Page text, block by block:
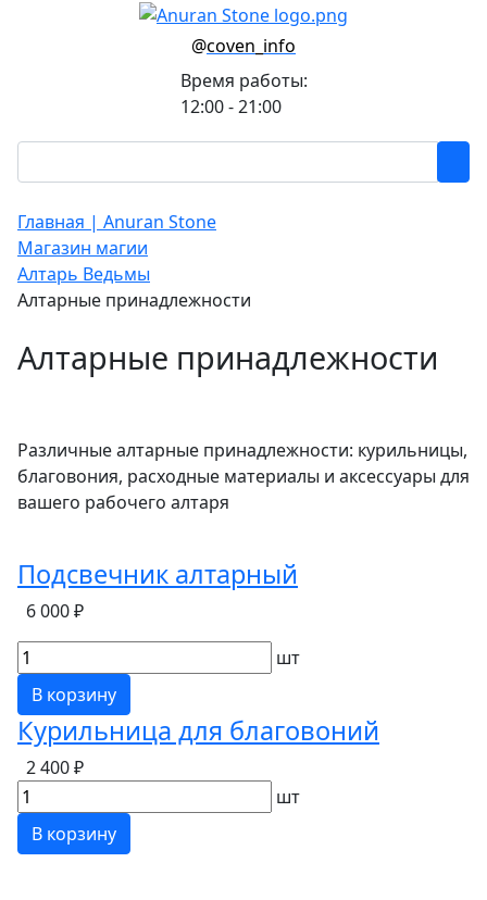
@coven_info
Время работы:
12:00 - 21:00
Главная | Anuran Stone
Магазин магии
Алтарь Ведьмы
Алтарные принадлежности
Алтарные принадлежности
Различные алтарные принадлежности: курильницы,
благовония, расходные материалы и аксессуары для
вашего рабочего алтаря
Подсвечник алтарный
6 000 ₽
шт
В корзину
Курильница для благовоний
2 400 ₽
шт
В корзину